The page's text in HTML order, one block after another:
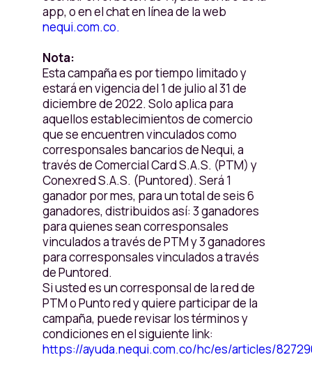
app, o en el chat en línea de la web
nequi.com.co.
Nota:
Esta campaña es por tiempo limitado y
estará en vigencia del 1 de julio al 31 de
diciembre de 2022. Solo aplica para
aquellos establecimientos de comercio
que se encuentren vinculados como
corresponsales bancarios de Nequi, a
través de Comercial Card S.A.S. (PTM) y
Conexred S.A.S. (Puntored). Será 1
ganador por mes, para un total de seis 6
ganadores, distribuidos así: 3 ganadores
para quienes sean corresponsales
vinculados a través de PTM y 3 ganadores
para corresponsales vinculados a través
de Puntored.
Si usted es un corresponsal de la red de
PTM o Punto red y quiere participar de la
campaña, puede revisar los términos y
condiciones en el siguiente link:
https://ayuda.nequi.com.co/hc/es/articles/